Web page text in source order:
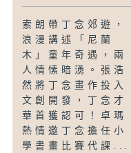
索朗帶丁念郊遊，
浪漫講述「尼蘭
木」童年奇遇，兩
人情愫暗湧。張浩
然將丁念畫作投入
文創開發，丁念才
華首獲認可！卓瑪
熱情邀丁念擔任小
學書畫比賽代課...